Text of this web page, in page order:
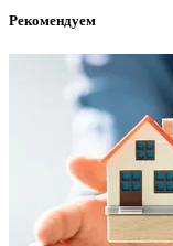
Рекомендуем